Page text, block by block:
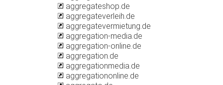
aggregateshop.de
aggregateverleih.de
aggregatevermietung.de
aggregation-media.de
aggregation-online.de
aggregation.de
aggregationmedia.de
aggregationonline.de